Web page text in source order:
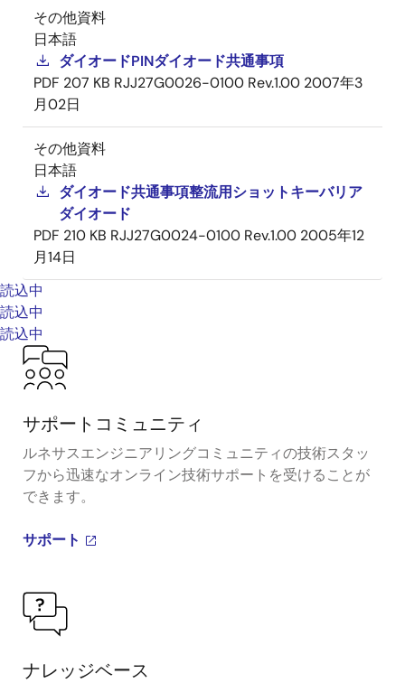
その他資料
日本語
ダイオードPINダイオード共通事項
PDF 207 KB RJJ27G0026-0100 Rev.1.00 2007年3
月02日
その他資料
日本語
ダイオード共通事項整流用ショットキーバリア
ダイオード
PDF 210 KB RJJ27G0024-0100 Rev.1.00 2005年12
月14日
読込中
読込中
読込中
サポートコミュニティ
ルネサスエンジニアリングコミュニティの技術スタッ
フから迅速なオンライン技術サポートを受けることが
できます。
サポート
ナレッジベース